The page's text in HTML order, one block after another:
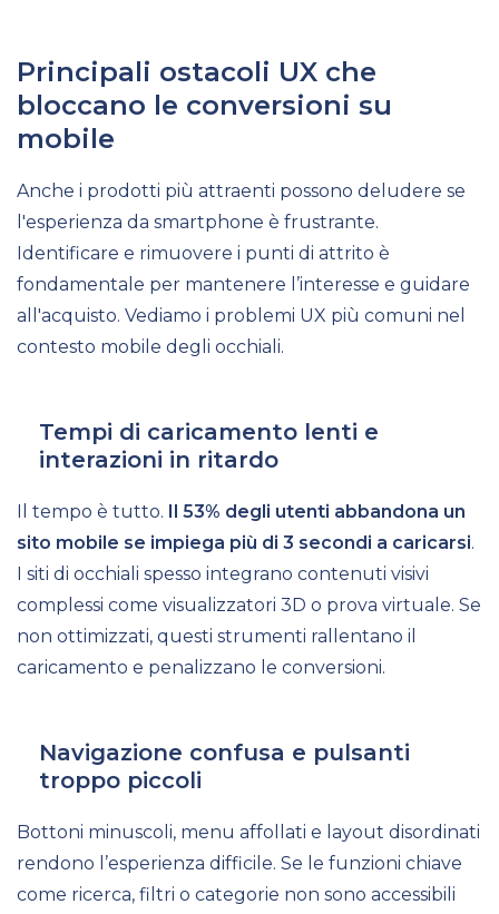
Principali ostacoli UX che
bloccano le conversioni su
mobile
Anche i prodotti più attraenti possono deludere se
l'esperienza da smartphone è frustrante.
Identificare e rimuovere i punti di attrito è
fondamentale per mantenere l’interesse e guidare
all'acquisto. Vediamo i problemi UX più comuni nel
contesto mobile degli occhiali.
Tempi di caricamento lenti e
interazioni in ritardo
Il tempo è tutto.
Il 53% degli utenti abbandona un
sito mobile se impiega più di 3 secondi a caricarsi.
I siti di occhiali spesso integrano contenuti visivi
complessi come visualizzatori 3D o prova virtuale. Se
non ottimizzati, questi strumenti rallentano il
caricamento e penalizzano le conversioni.
Navigazione confusa e pulsanti
troppo piccoli
Bottoni minuscoli, menu affollati e layout disordinati
rendono l’esperienza difficile. Se le funzioni chiave
come ricerca, filtri o categorie non sono accessibili